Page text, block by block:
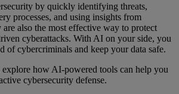
by quickly identifying threats,
processes, and using insights from
also the most effective way to protect
cyberattacks. With AI on your side, you
of cybercriminals and keep your data safe.
how AI-powered tools can help you
cybersecurity defense.